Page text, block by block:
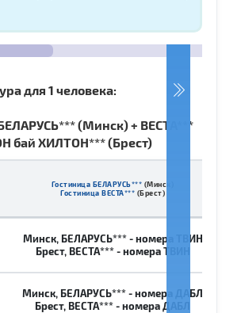
для 1 человека:
(Минск)+ ВЕСТА***
бай ХИЛТОН*** (Брест)
Гостиница БЕЛАРУСЬ*** (Минск)
Гостиница ВЕСТА*** (Брест)
Минск, БЕЛАРУСЬ*** - номера ТВИН
Брест, ВЕСТА*** - номера ТВИН
Минск, БЕЛАРУСЬ*** - номера ДАБЛ
Брест, ВЕСТА*** - номера ДАБЛ